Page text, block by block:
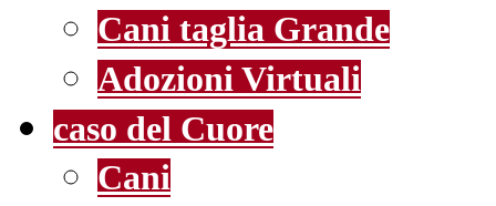
Cani taglia Grande
Adozioni Virtuali
caso del Cuore
Cani